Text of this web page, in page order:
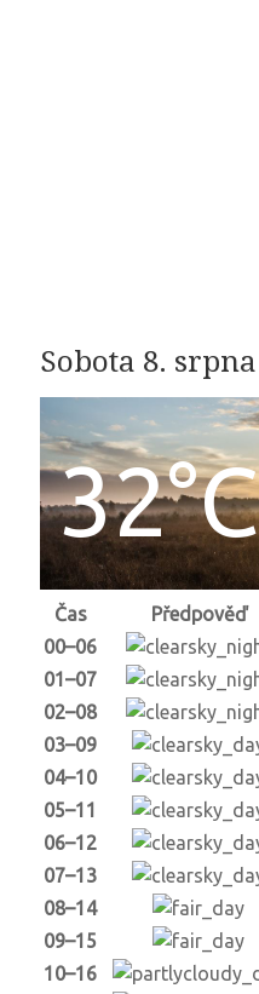
Sobota 8. srpna
32°C
Čas Předpověď
00–06
01–07
02–08
03–09
04–10
05–11
06–12
07–13
08–14
09–15
10–16